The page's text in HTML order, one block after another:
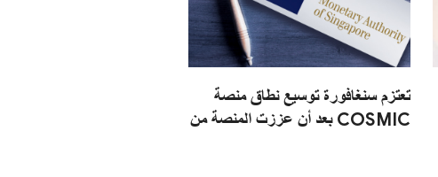
تعتزم سنغافورة توسيع نطاق منصة
COSMIC بعد أن عززت المنصة من